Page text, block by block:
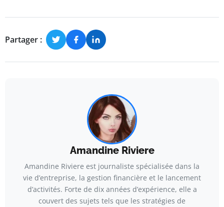
Partager :
Amandine Riviere
Amandine Riviere est journaliste spécialisée dans la
vie d’entreprise, la gestion financière et le lancement
d’activités. Forte de dix années d’expérience, elle a
couvert des sujets tels que les stratégies de